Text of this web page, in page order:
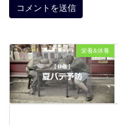
栄養&休養